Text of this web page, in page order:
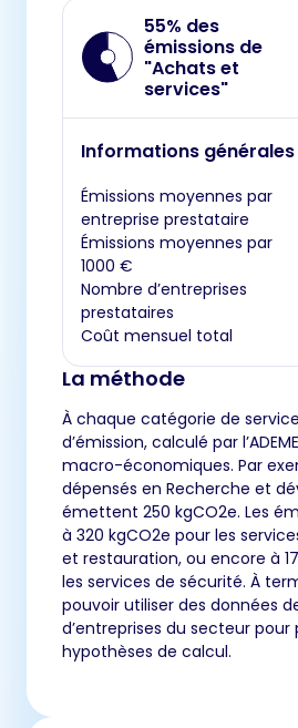
55% des
émissions de
"Achats et
services"
Informations générales
Émissions moyennes par
entreprise prestataire
Émissions moyennes par
1000 €
Nombre d’entreprises
prestataires
Coût mensuel total
La méthode
À chaque catégorie de
d’émission, calculé par
macro-économiques. Par
dépensés en Recherche et
émettent 250 kgCO2e. Les
à 320 kgCO2e pour les
et restauration, ou encore à
les services de sécurité. À
pouvoir utiliser des données
d’entreprises du secteur pour
hypothèses de calcul.